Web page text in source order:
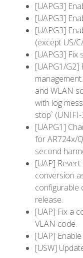
[UAPG3]
[UAPG3]
[UAPG3]
(except US/
[UAPG3] Fix
[UAPG1/G2]
and WLAN
with log
stop` (UNIFI-
[UAPG1]
for AR724x/
second
[UAP]
conversion
configurable
release.
[UAP] Fix a
VLAN code.
[UAP]
[USW]